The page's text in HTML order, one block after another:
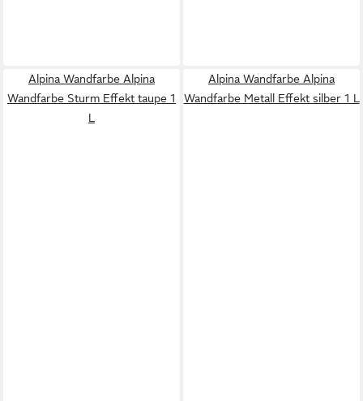
Alpina Wandfarbe Alpina
Wandfarbe Sturm Effekt taupe 1
L
Alpina Wandfarbe Alpina
Wandfarbe Metall Effekt silber 1 L